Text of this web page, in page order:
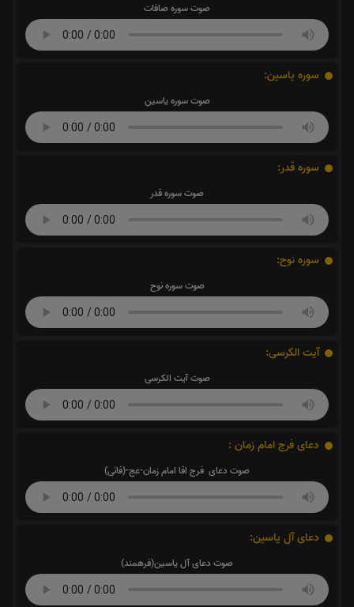
صوت سوره صافات
سوره یاسین:
صوت سوره یاسین
سوره قدر:
صوت سوره قدر
سوره نوح:
صوت سوره نوح
آیت الکرسی:
صوت آیت الکرسی
دعای فرج امام زمان :
صوت دعای فرج اقا امام زمان-عج-(فانی)
دعای آل یاسین:
صوت دعای آل یاسین(فرهمند)